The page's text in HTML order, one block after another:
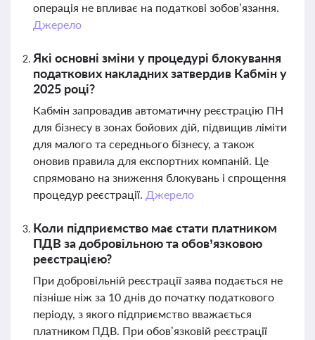
операція не впливає на податкові зобов’язання.
Джерело
Які основні зміни у процедурі блокування
податкових накладних затвердив Кабмін у
2025 році?
Кабмін запровадив автоматичну реєстрацію ПН
для бізнесу в зонах бойових дій, підвищив ліміти
для малого та середнього бізнесу, а також
оновив правила для експортних компаній. Це
спрямовано на зниження блокувань і спрощення
процедур реєстрації. Джерело
Коли підприємство має стати платником
ПДВ за добровільною та обов’язковою
реєстрацією?
При добровільній реєстрації заява подається не
пізніше ніж за 10 днів до початку податкового
періоду, з якого підприємство вважається
платником ПДВ. При обов’язковій реєстрації